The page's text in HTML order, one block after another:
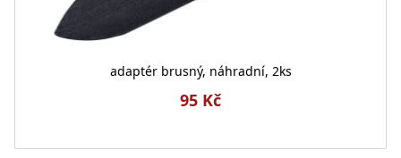
adaptér brusný, náhradní, 2ks
95 Kč